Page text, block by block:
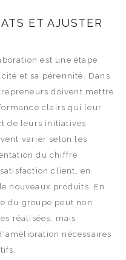
ET AJUSTER
est une étape
et sa pérennité. Dans
doivent mettre
clairs qui leur
de leurs initiatives
varier selon les
du chiffre
client, en
nouveaux produits. En
du groupe peut non
réalisées, mais
nécessaires